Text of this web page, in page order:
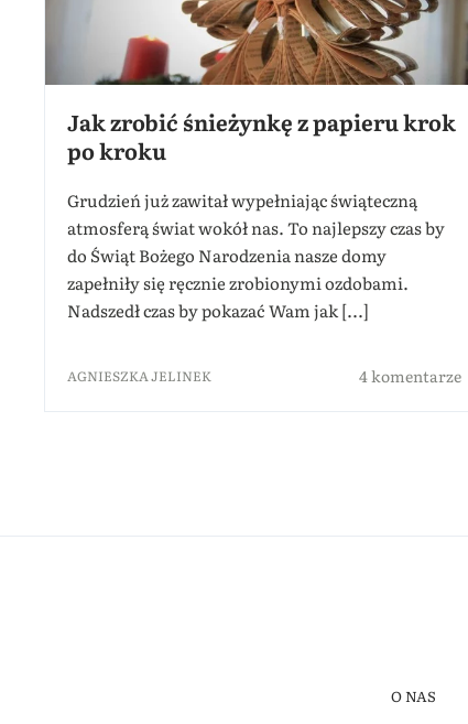
Jak zrobić śnieżynkę z papieru krok
po kroku
Grudzień już zawitał wypełniając świąteczną
atmosferą świat wokół nas. To najlepszy czas by
do Świąt Bożego Narodzenia nasze domy
zapełniły się ręcznie zrobionymi ozdobami.
Nadszedł czas by pokazać Wam jak [...]
AGNIESZKA JELINEK 4 komentarze
O NAS